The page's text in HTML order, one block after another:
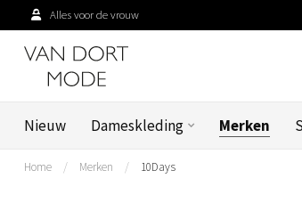
Alles voor de vrouw
Nieuw Dameskleding Merken
Home / Merken / 10Days